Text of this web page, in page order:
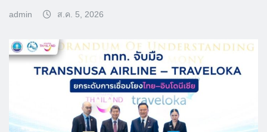
admin ส.ค. 5, 2026